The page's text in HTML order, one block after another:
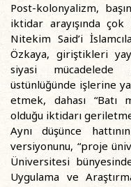
Post-kolonyalizm,
iktidar arayışında
Nitekim Said’i
Özkaya, giriştikleri
siyasi mücadelede
üstünlüğünde işlerine
etmek, dahası “Batı
olduğu iktidarı
Aynı düşünce
versiyonunu, “proje
Üniversitesi
Uygulama ve